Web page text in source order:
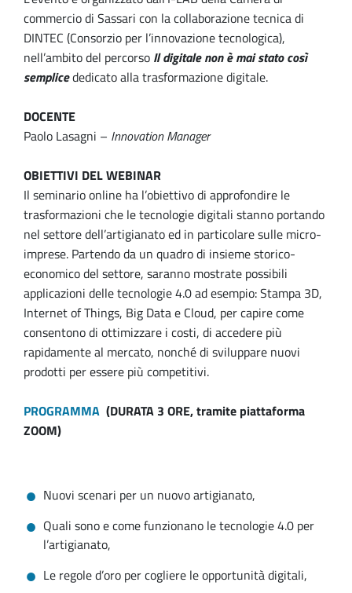
commercio di Sassari con la collaborazione tecnica di
DINTEC (Consorzio per l’innovazione tecnologica),
nell’ambito del percorso Il digitale non è mai stato così
semplicededicato alla trasformazione digitale.
DOCENTE
Paolo Lasagni – Innovation Manager
OBIETTIVI DEL WEBINAR
Il seminario online ha l’obiettivo di approfondire le
trasformazioni che le tecnologie digitali stanno portando
nel settore dell’artigianato ed in particolare sulle micro-
imprese. Partendo da un quadro di insieme storico-
economico del settore, saranno mostrate possibili
applicazioni delle tecnologie 4.0 ad esempio: Stampa 3D,
Internet of Things, Big Data e Cloud, per capire come
consentono di ottimizzare i costi, di accedere più
rapidamente al mercato, nonché di sviluppare nuovi
prodotti per essere più competitivi.
PROGRAMMA (DURATA 3 ORE, tramite piattaforma
ZOOM)
Nuovi scenari per un nuovo artigianato,
Quali sono e come funzionano le tecnologie 4.0 per
l’artigianato,
Le regole d’oro per cogliere le opportunità digitali,